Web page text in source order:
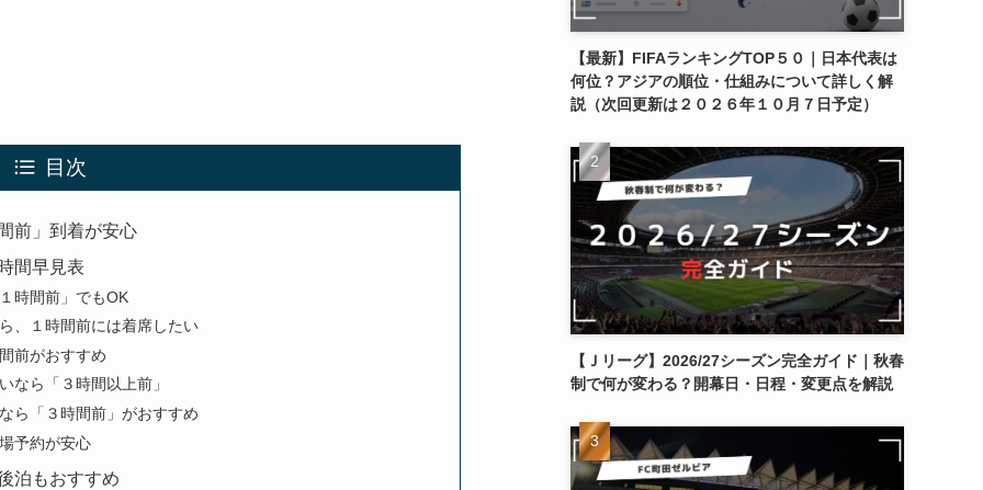
目次
前」到着が安心
間早見表
時間前」でもOK
、１時間前には着席したい
前がおすすめ
なら「３時間以上前」
ら「３時間前」がおすすめ
予約が安心
泊もおすすめ
【最新】FIFAランキングTOP５０｜日本代表は
何位？アジアの順位・仕組みについて詳しく解
説（次回更新は２０２６年１０月７日予定）
【Ｊリーグ】2026/27シーズン完全ガイド｜秋春
制で何が変わる？開幕日・日程・変更点を解説